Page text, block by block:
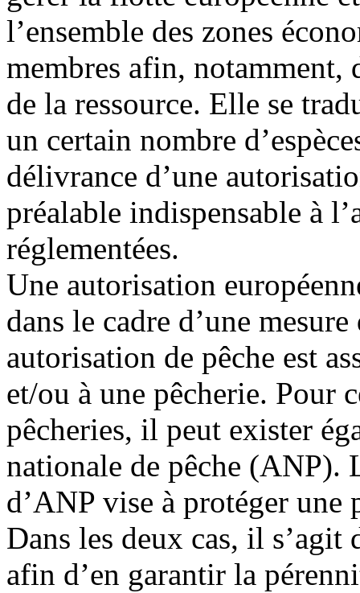
l’ensemble des zones
membres afin, notamment,
de la ressource. Elle se
un certain nombre
délivrance d’une
préalable indispensable à
réglementées.
Une autorisation
dans le cadre d’une
autorisation de pêche est
et/ou à une pêcherie. Pour
pêcheries, il peut exister
nationale de pêche (ANP).
d’ANP vise à protéger une
Dans les deux cas, il s’agit
afin d’en garantir la